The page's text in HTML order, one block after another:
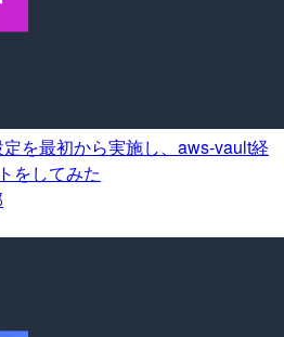
を最初から実施し、aws-vault経
をしてみた